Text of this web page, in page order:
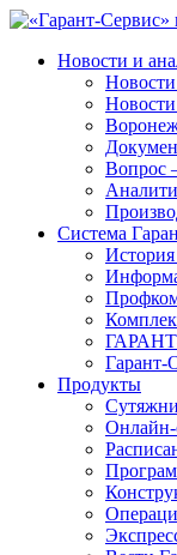
Новости и
Вопрос
Система
Гарант-
Продукты